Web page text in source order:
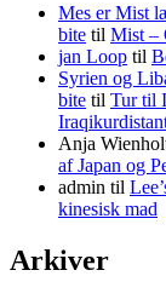
Mes er Mist
bite til Mist –
jan Loop til
Syrien og
bite til Tur til
Anja
af Japan og
admin til
kinesisk mad
Arkiver